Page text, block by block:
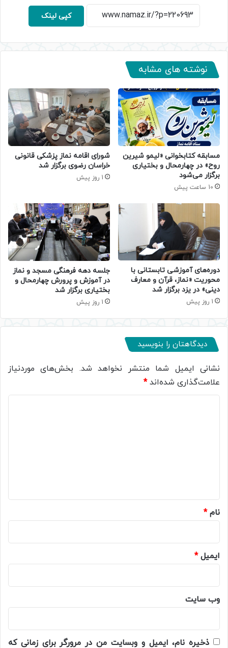
کپی لینک
نوشته های مشابه
مسابقه کتابخوانی «لیمو شیرین
روح» در چهارمحال و بختیاری
برگزار می‌شود
10 ساعت پیش
شورای اقامه نماز پزشکی قانونی
خراسان رضوی برگزار شد
1 روز پیش
دوره‌های آموزشی تابستانی با
محوریت «نماز، قرآن و معارف
دینی» در یزد برگزار شد
1 روز پیش
جلسه دهه فرهنگی مسجد و نماز
در آموزش و پرورش چهارمحال و
بختیاری برگزار شد
1 روز پیش
دیدگاهتان را بنویسید
نشانی ایمیل شما منتشر نخواهد شد. بخش‌های موردنیاز
علامت‌گذاری شده‌اند*
نام*
ایمیل*
وب‌ سایت
ذخیره نام، ایمیل و وبسایت من در مرورگر برای زمانی که